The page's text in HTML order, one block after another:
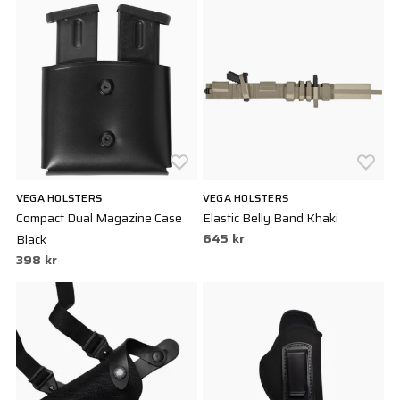
Vad kännetecknar Vega Holsters produkter?
Perfekt passform: Varje holster är skräddarsydd för att passa
en specifik vapenmodell, vilket garanterar en säker och
bekväm bärning.
Hög kvalitet: Materialen och hantverket är av absolut
toppklass, vilket resulterar i produkter som håller länge.
Funktion: Vega Holsters är designade för att vara både
funktionella och diskreta, oavsett om du bär concealed eller
öppet.
Innovation: Företaget ligger i framkant när det gäller att
utveckla nya och innovativa lösningar för holsterdesign.
Erfarenhet: Med många års erfarenhet inom branschen har
Vega Holsters djup kunskap om vad som krävs för att
utveckla högpresterande holsters.
Kvalitet: Varje produkt genomgår rigorösa tester för att
säkerställa att den uppfyller de högsta kvalitetsstandarderna.
Design: Vega Holsters kombinerar stil och funktion på ett
VEGA HOLSTERS
Compact Dual Magazine Case
Black
398 kr
VEGA HOLSTERS
Elastic Belly Band Khaki
645 kr